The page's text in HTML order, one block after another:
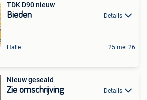
TDK D90 nieuw
Bieden Details
Halle 25 mei 26
Nieuw geseald
Zie omschrijving Details